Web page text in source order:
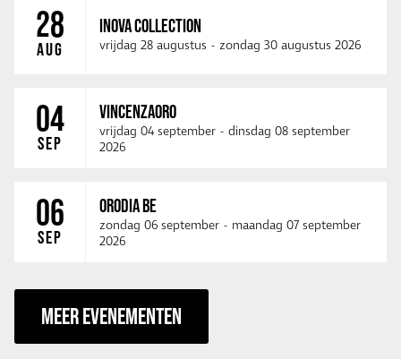
28
AUG
INOVA COLLECTION
vrijdag 28 augustus - zondag 30 augustus 2026
04
SEP
VINCENZAORO
vrijdag 04 september - dinsdag 08 september
2026
06
SEP
ORODIA BE
zondag 06 september - maandag 07 september
2026
MEER EVENEMENTEN